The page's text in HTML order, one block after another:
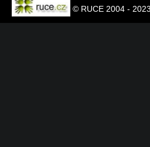
© RUCE 2004 - 2023